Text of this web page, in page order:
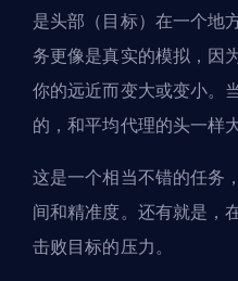
是头部（目标）在一个地
务更像是真实的模拟，因
你的远近而变大或变小。
的，和平均代理的头一样大
这是一个相当不错的任务
间和精准度。还有就是，
击败目标的压力。